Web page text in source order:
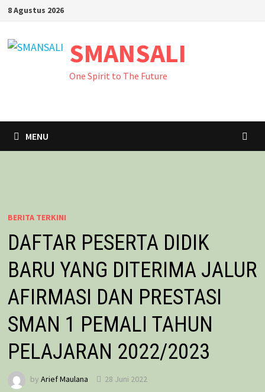
Skip
content
8 Agustus 2026
SMANSALI
One Spirit to The Future
MENU
BERITA TERKINI
DAFTAR PESERTA DIDIK
BARU YANG DITERIMA JALUR
AFIRMASI DAN PRESTASI
SMAN 1 PEMALI TAHUN
PELAJARAN 2022/2023
by Arief Maulana 28 Juni 2022